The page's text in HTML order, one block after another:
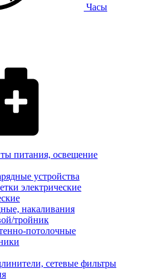
Часы
питания, освещение
устройства
электрические
накаливания
тройник
потолочные
сетевые фильтры